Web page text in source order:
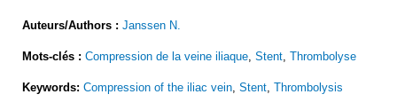
Auteurs/Authors : Janssen N.
Mots-clés : Compression de la veine iliaque Stent Thrombolyse
Keywords: Compression of the iliac vein Stent Thrombolysis